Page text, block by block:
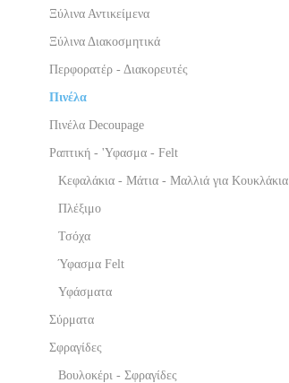
Ξύλινα Αντικείμενα
Ξύλινα Διακοσμητικά
Περφορατέρ - Διακορευτές
Πινέλα
Πινέλα Decoupage
Ραπτική - 'Υφασμα - Felt
Κεφαλάκια - Μάτια - Μαλλιά για Κουκλάκια
Πλέξιμο
Τσόχα
Ύφασμα Felt
Υφάσματα
Σύρματα
Σφραγίδες
Βουλοκέρι - Σφραγίδες